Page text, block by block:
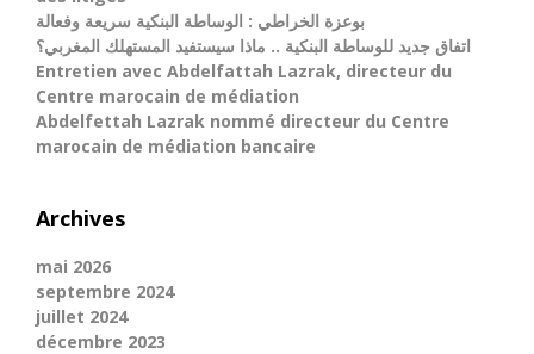
بوعزة الخراطي : الوساطة البنكية سريعة وفعالة
اتفاق جديد للوساطة البنكية .. ماذا سيستفيد المستهلك المغربي؟
Entretien avec Abdelfattah Lazrak, directeur du
Centre marocain de médiation
Abdelfettah Lazrak nommé directeur du Centre
marocain de médiation bancaire
Archives
mai 2026
septembre 2024
juillet 2024
décembre 2023